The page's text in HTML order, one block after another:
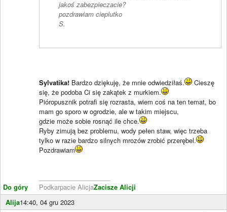
Do góry
jakoś zabezpieczacie?
pozdrawiam cieplutko
S.
Sylvatika! Bardzo dziękuję, że mnie odwiedziłaś.
Cieszę
się, że podoba Ci się zakątek z murkiem.
Pióropusznik potrafi się rozrasta, wiem coś na ten temat, bo
mam go sporo w ogrodzie, ale w takim miejscu,
gdzie może sobie rosnąć ile chce.
Ryby zimują bez problemu, wody pełen staw, więc trzeba
tylko w razie bardzo silnych mrozów zrobić przerębel.
Pozdrawiam
Podkarpacie AlicjaZacisze Alicji
Alija14:40, 04 gru 2023